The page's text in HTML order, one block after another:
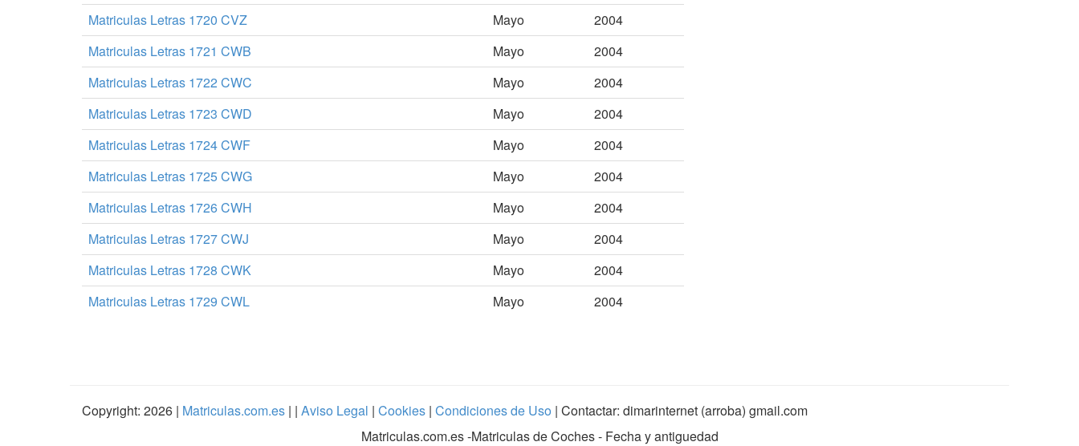
Matriculas Letras 1720 CVZ
Mayo
2004
Matriculas Letras 1721 CWB
Mayo
2004
Matriculas Letras 1722 CWC
Mayo
2004
Matriculas Letras 1723 CWD
Mayo
2004
Matriculas Letras 1724 CWF
Mayo
2004
Matriculas Letras 1725 CWG
Mayo
2004
Matriculas Letras 1726 CWH
Mayo
2004
Matriculas Letras 1727 CWJ
Mayo
2004
Matriculas Letras 1728 CWK
Mayo
2004
Matriculas Letras 1729 CWL
Mayo 2004
Copyright: 2026 | Matriculas.com.es | | Aviso Legal | Cookies | Condiciones de Uso | Contactar: dimarinternet (arroba) gmail.com
Matriculas.com.es-Matriculas de Coches - Fecha y antiguedad